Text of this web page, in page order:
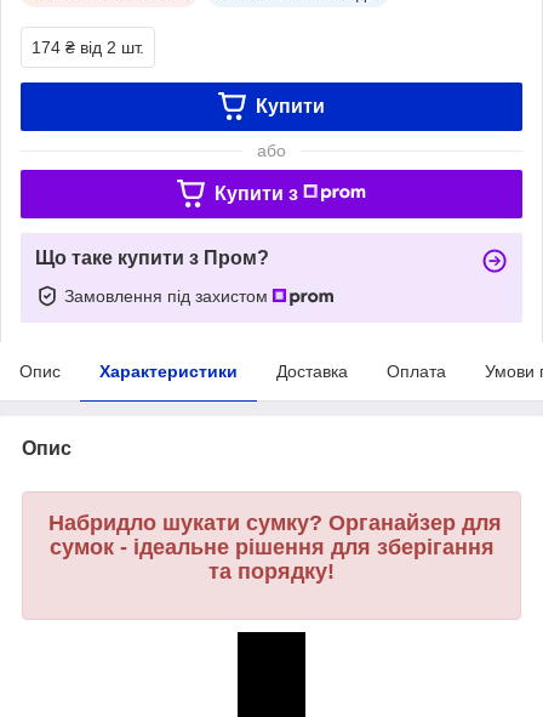
174 ₴ від 2 шт.
Купити
або
Купити з
Що таке купити з Пром?
Замовлення під захистом
Опис Характеристики Доставка Оплата Умови
Опис
Набридло шукати сумку? Органайзер для
сумок - ідеальне рішення для зберігання
та порядку!